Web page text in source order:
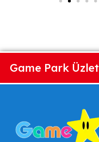
Game Park Üzlet